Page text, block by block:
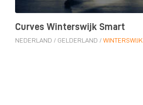
Curves Winterswijk Smart
NEDERLAND / GELDERLAND / WINTERSWIJK